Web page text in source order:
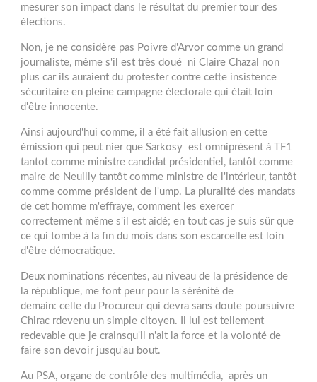
mesurer son impact dans le résultat du premier tour des
élections.
Non, je ne considère pas Poivre d'Arvor comme un grand
journaliste, même s'il est très doué ni Claire Chazal non
plus car ils auraient du protester contre cette insistence
sécuritaire en pleine campagne électorale qui était loin
d'être innocente.
Ainsi aujourd'hui comme, il a été fait allusion en cette
émission qui peut nier que Sarkosy est omniprésent à TF1
tantot comme ministre candidat présidentiel, tantôt comme
maire de Neuilly tantôt comme ministre de l'intérieur, tantôt
comme comme président de l'ump. La pluralité des mandats
de cet homme m'effraye, comment les exercer
correctement même s'il est aidé; en tout cas je suis sûr que
ce qui tombe à la fin du mois dans son escarcelle est loin
d'être démocratique.
Deux nominations récentes, au niveau de la présidence de
la république, me font peur pour la sérénité de
demain: celle du Procureur qui devra sans doute poursuivre
Chirac rdevenu un simple citoyen. Il lui est tellement
redevable que je crainsqu'il n'ait la force et la volonté de
faire son devoir jusqu'au bout.
Au PSA, organe de contrôle des multimédia, après un